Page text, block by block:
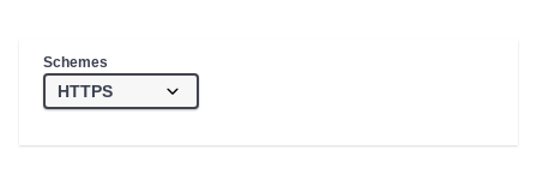
Schemes